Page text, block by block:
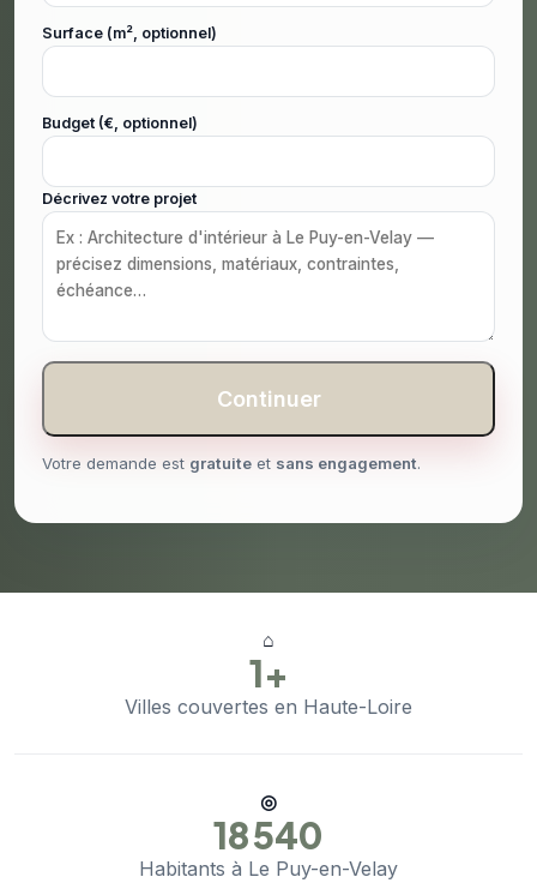
Surface (m², optionnel)
Budget (€, optionnel)
Décrivez votre projet
Continuer
Votre demande est gratuite et sans engagement.
⌂
1+
Villes couvertes en Haute-Loire
◎
18 540
Habitants à Le Puy-en-Velay